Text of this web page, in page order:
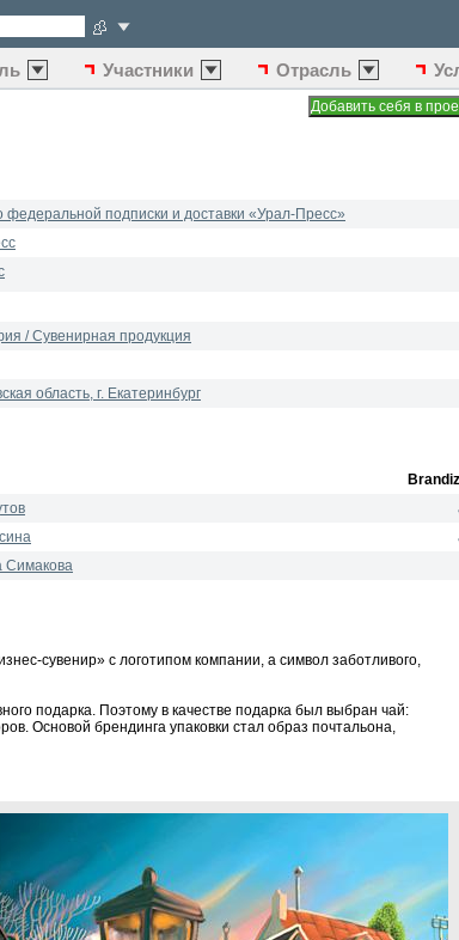
Участники Отрасль
федеральной подписки и доставки «Урал-Пресс»
/ Сувенирная продукция
область, г. Екатеринбург
Симакова
сувенир» с логотипом компании, а символ заботливого,
подарка. Поэтому в качестве подарка был выбран чай:
Основой брендинга упаковки стал образ почтальона,